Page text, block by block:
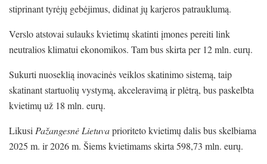
stiprinant tyrėjų gebėjimus, didinat jų karjeros patrauklumą.
Verslo atstovai sulauks kvietimų skatinti įmones pereiti link
neutralios klimatui ekonomikos. Tam bus skirta per 12 mln. eurų.
Sukurti nuoseklią inovacinės veiklos skatinimo sistemą, taip
skatinant startuolių vystymą, akceleravimą ir plėtrą, bus paskelbta
kvietimų už 18 mln. eurų.
Likusi Pažangesnė Lietuvaprioriteto kvietimų dalis bus skelbiama
2025 m. ir 2026 m. Šiems kvietimams skirta 598,73 mln. eurų.